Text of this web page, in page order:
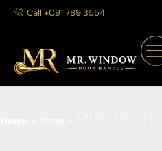
Call +091 789 3554